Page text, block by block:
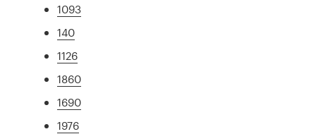
1093
140
1126
1860
1690
1976